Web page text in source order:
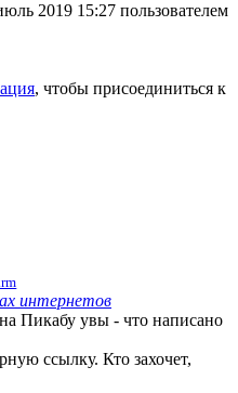
2019 15:27 пользователем
, чтобы присоединиться к
интернетов
Пикабу увы - что написано
ссылку. Кто захочет,